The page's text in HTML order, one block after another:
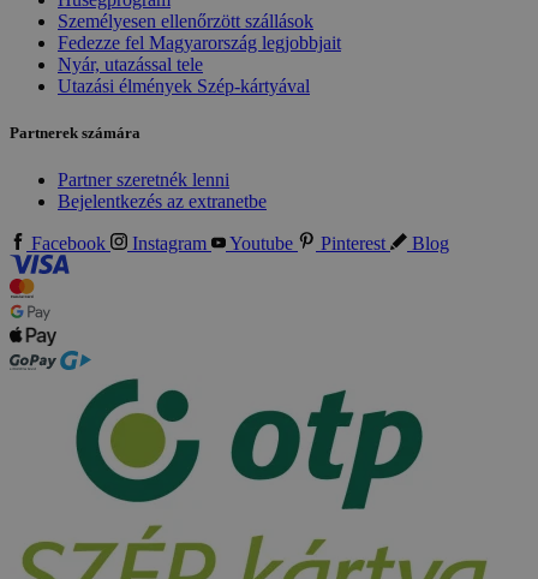
Személyesen ellenőrzött szállások
Fedezze fel Magyarország legjobbjait
Nyár, utazással tele
Utazási élmények Szép-kártyával
Partnerek számára
Partner szeretnék lenni
Bejelentkezés az extranetbe
Facebook Instagram Youtube Pinterest Blog